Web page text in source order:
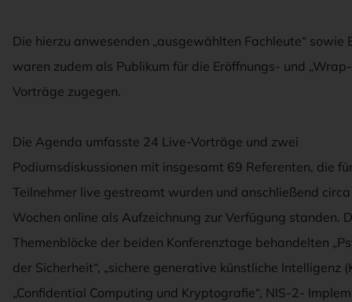
Die hierzu anwesenden „ausgewählten Fachleute“ sowie
waren zudem als Publikum für die Eröffnungs- und
Vorträge zugegen.
Die Agenda umfasste 24 Live-Vorträge und zwei
Podiumsdiskussionen mit insgesamt 69 Referenten, die
Teilnehmer live gestreamt wurden und anschließend
Wochen online als Aufzeichnung zur Verfügung standen.
Themenblöcke der beiden Konferenztage behandelten
der Sicherheit“, „sichere generative künstliche Intelligenz
„Confidential Computing und Kryptografie“, NIS-2-